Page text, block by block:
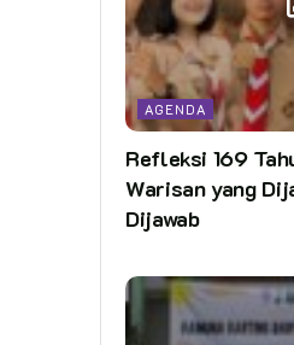
AGENDA
Refleksi 169
Warisan yang
Dijawab